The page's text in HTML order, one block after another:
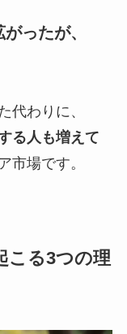
ったが、
代わりに、
る人も増えて
市場です。
こる3つの理